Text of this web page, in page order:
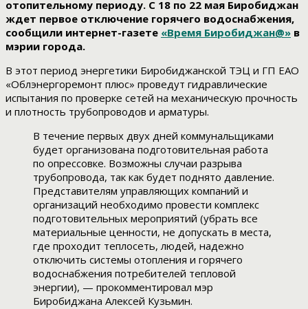
отопительному периоду. С 18 по 22 мая Биробиджан
ждет первое отключение горячего водоснабжения,
сообщили интернет-газете «Время Биробиджан@» в
мэрии города.
В этот период энергетики Биробиджанской ТЭЦ и ГП ЕАО
«Облэнергоремонт плюс» проведут гидравлические
испытания по проверке сетей на механическую прочность
и плотность трубопроводов и арматуры.
В течение первых двух дней коммунальщиками
будет организована подготовительная работа
по опрессовке. Возможны случаи разрыва
трубопровода, так как будет поднято давление.
Представителям управляющих компаний и
организаций необходимо провести комплекс
подготовительных мероприятий (убрать все
материальные ценности, не допускать в места,
где проходит теплосеть, людей, надежно
отключить системы отопления и горячего
водоснабжения потребителей тепловой
энергии), — прокомментировал мэр
Биробиджана Алексей Кузьмин.